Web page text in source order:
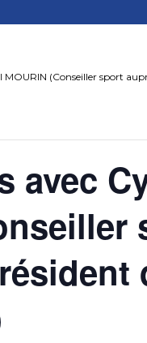
MOURIN (Conseiller sport
avec